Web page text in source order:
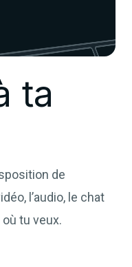
ta
de
l’audio, le chat
tu veux.